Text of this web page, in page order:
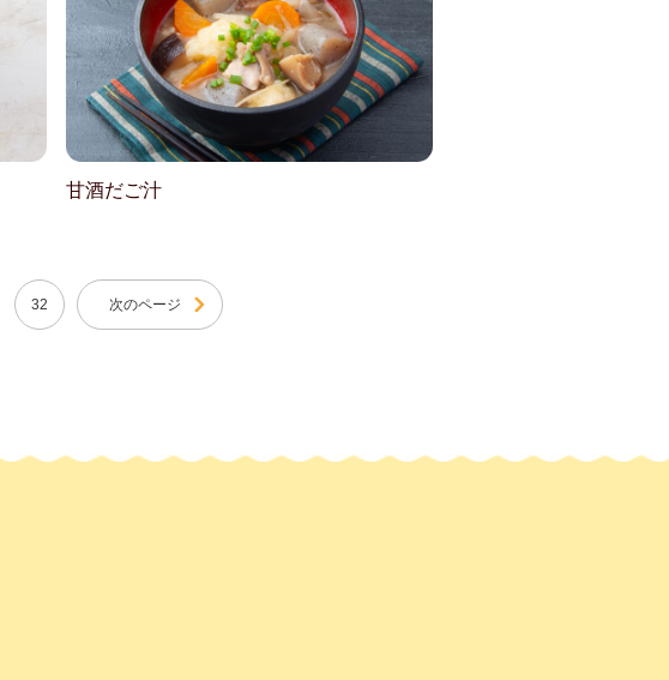
甘酒だご汁
32 次のページ